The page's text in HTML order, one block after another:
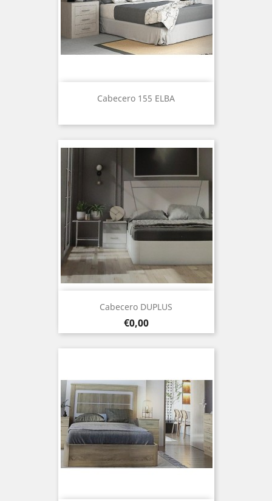
Cabecero 155 ELBA
Cabecero DUPLUS
Prezo
€0,00